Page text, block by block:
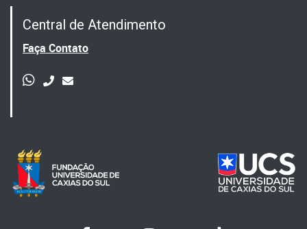
Central de Atendimento
Faça Contato